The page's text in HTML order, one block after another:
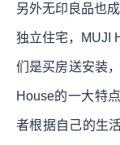
另外无印良品也
独立住宅，MUJI
们是买房送安装
House的一大特
者根据自己的生